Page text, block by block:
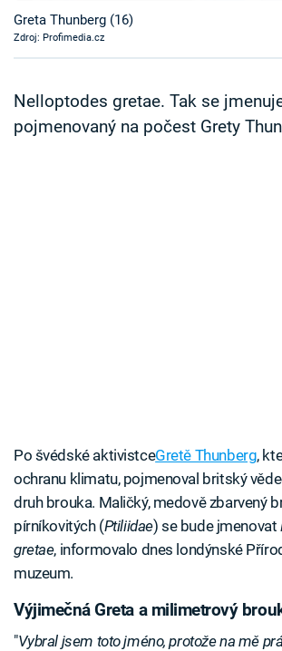
Časopis
Sledujte prima+
Přihlášení
Greta Thunberg (16)
Zdroj: Profimedia.cz
Nelloptodes gretae. Tak se
pojmenovaný na počest Grety
Po švédské aktivistceGretě Thunberg,
ochranu klimatu, pojmenoval britský
druh brouka. Maličký, medově zbarvený
pírníkovitých (Ptiliidae) se bude jmenovat
gretae, informovalo dnes londýnské
muzeum.
Výjimečná Greta a milimetrový
"Vybral jsem toto jméno, protože na mě